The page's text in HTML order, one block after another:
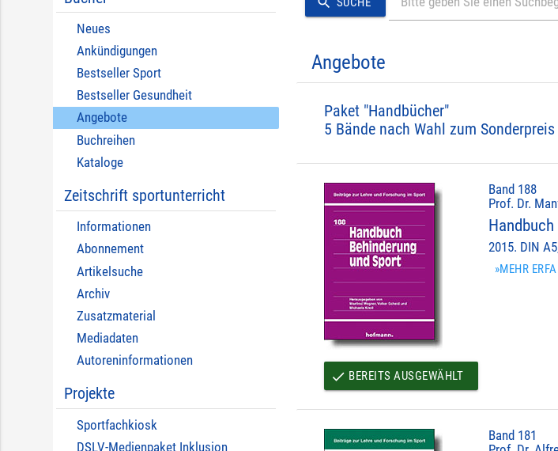
Neues
Ankündigungen
Bestseller Sport
Bestseller Gesundheit
Angebote
Buchreihen
Kataloge
Zeitschrift sportunterricht
Informationen
Abonnement
Artikelsuche
Archiv
Zusatzmaterial
Mediadaten
Autoreninformationen
Projekte
Sportfachkiosk
DSLV-Medienpaket Inklusion
Angebote
Paket "Handbücher"
5 Bände nach Wahl zum
Band 188
Prof. Dr.
2015. DIN
»MEHR
done BEREITS AUSGEWÄHLT
Band 181